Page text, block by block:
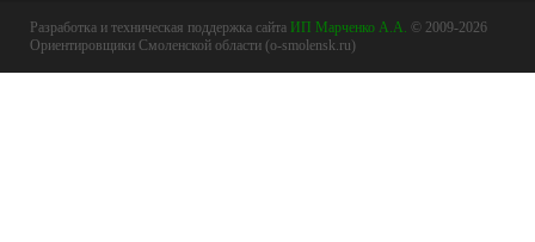
Разработка и техническая поддержка сайта ИП Марченко А.А. © 2009-2026
Ориентировщики Смоленской области (o-smolensk.ru)